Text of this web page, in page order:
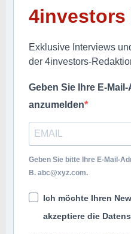
4investors
Exklusive Interviews
der 4investors-
Geben Sie Ihre E-
anzumelden
Geben Sie bitte Ihre E-Mail-
B. abc@xyz.com.
Ich möchte Ihren
akzeptiere die